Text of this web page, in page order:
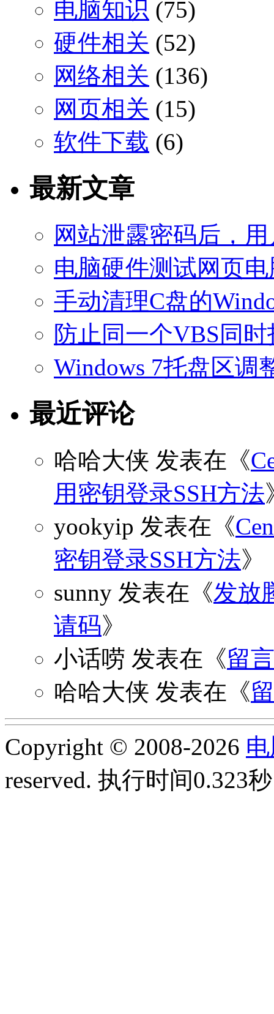
电脑知识 (75)
硬件相关 (52)
网络相关 (136)
网页相关 (15)
软件下载 (6)
最新文章
网站泄露密码后，
电脑硬件测试网页
手动清理C盘的
防止同一个VBS同
Windows 7托盘区调
最近评论
哈哈大侠 发表在《
用密钥登录SSH方法
yookyip 发表在《
密钥登录SSH方法》
sunny 发表在《发放
请码》
小话唠 发表在《留
哈哈大侠 发表在《
Copyright © 2008-2026
reserved. 执行时间0.323秒